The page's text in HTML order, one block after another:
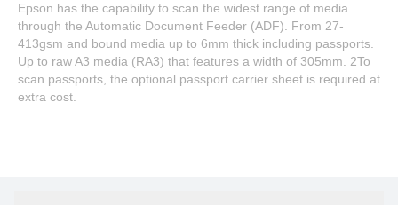
Epson has the capability to scan the widest range of media
through the Automatic Document Feeder (ADF). From 27-
413gsm and bound media up to 6mm thick including passports.
Up to raw A3 media (RA3) that features a width of 305mm. 2To
scan passports, the optional passport carrier sheet is required at
extra cost.